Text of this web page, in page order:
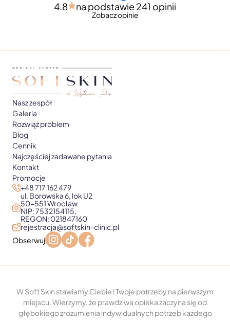
4.8 na podstawie 241 opinii
Zobacz opinie
Nasz zespół
Galeria
Rozwiąż problem
Blog
Cennik
Najczęściej zadawane pytania
Kontakt
Promocje
+48 717 162 479
ul. Borowska 6, lok U2
50-551 Wrocław
NIP: 7532154115,
REGON: 021847160
rejestracja@softskin-clinic.pl
Obserwuj
W Soft Skin stawiamy Ciebie i Twoje potrzeby na pierwszym
miejscu. Wierzymy, że prawdziwa opieka zaczyna się od
głębokiego zrozumienia indywidualnych potrzeb każdego